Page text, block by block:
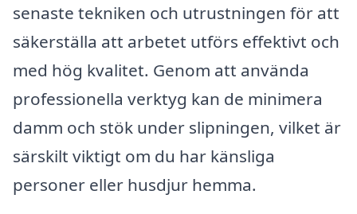
senaste tekniken och utrustningen för att
säkerställa att arbetet utförs effektivt och
med hög kvalitet. Genom att använda
professionella verktyg kan de minimera
damm och stök under slipningen, vilket är
särskilt viktigt om du har känsliga
personer eller husdjur hemma.